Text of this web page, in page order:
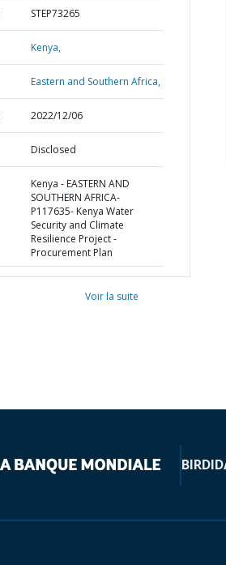
STEP73265
Kenya,
Eastern and Southern Africa,
2022/12/06
Disclosed
Kenya - EASTERN AND
SOUTHERN AFRICA-
P117635- Kenya Water
Security and Climate
Resilience Project -
Procurement Plan
Voir la suite
BIRD